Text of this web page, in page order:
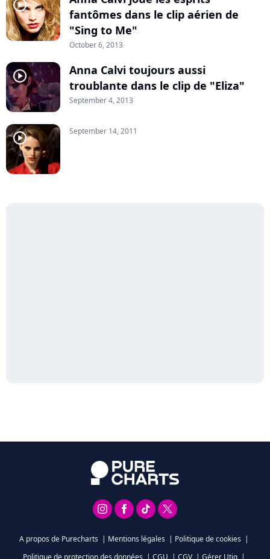
player2
fantômes dans le clip aérien de
"Sing to Me"
October 6, 2013
player2
Anna Calvi toujours aussi
troublante dans le clip de "Eliza"
September 4, 2013
player2 September 14, 2011
A propos de Purecharts | Mentions légales | Politique de cookies |
Politique de protection des données | CGU | CGV | Gérer Utiq |